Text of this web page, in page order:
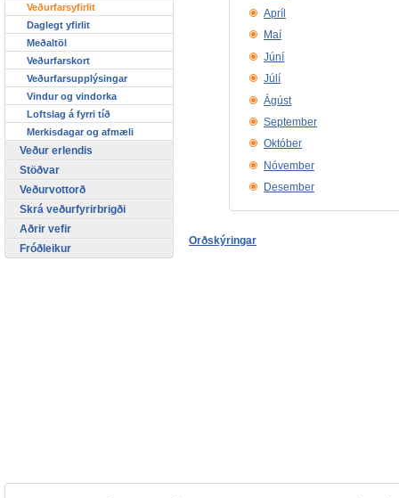
Apríl
Maí
Júní
Júlí
Ágúst
September
Október
Nóvember
Desember
Orðskýringar
Veðurfarsyfirlit
Daglegt yfirlit
Meðaltöl
Veðurfarskort
Veðurfarsupplýsingar
Vindur og vindorka
Loftslag á fyrri tíð
Merkisdagar og afmæli
Veður erlendis
Stöðvar
Veðurvottorð
Skrá veðurfyrirbrigði
Aðrir vefir
Fróðleikur